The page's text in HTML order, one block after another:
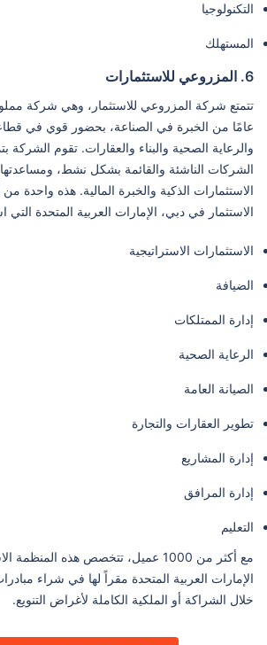
التكنولوجيا
المستهلك
6. المزروعي للاستثمارات
عامًا من الخبرة في الصناعة، بحضور قوي في
والرعاية الصحية والبناء والعقارات. تقوم الشركة
الشركات الناشئة والقائمة بشكل نشط،
الاستثمارات الذكية والخبرة المالية. هذه
الاستثمار في دبي، الإمارات العربية المتحدة
الاستثمارات الاستراتيجية
الضيافة
إدارة الممتلكات
الرعاية الصحية
الصيانة العامة
تطوير العقارات والتجارة
إدارة المشاريع
إدارة المرافق
التعليم
مع أكثر من 1000 عميل، تتخصص هذه
الإمارات العربية المتحدة مقراً لها في شراء
خلال الشراكة أو الملكية الكاملة لأغراض التنويع.